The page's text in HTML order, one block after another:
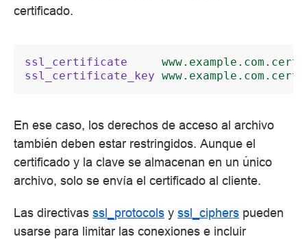
certificado.
ssl_certificate www.example.com.cert
ssl_certificate_key www.example.com.cert
En ese caso, los derechos de acceso al archivo
también deben estar restringidos. Aunque el
certificado y la clave se almacenan en un único
archivo, solo se envía el certificado al cliente.
Las directivas ssl_protocols y ssl_ciphers pueden
usarse para limitar las conexiones e incluir